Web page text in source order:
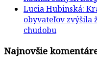
Lucia Hubinská:
obyvateľov zvýšila
chudobu
Najnovšie